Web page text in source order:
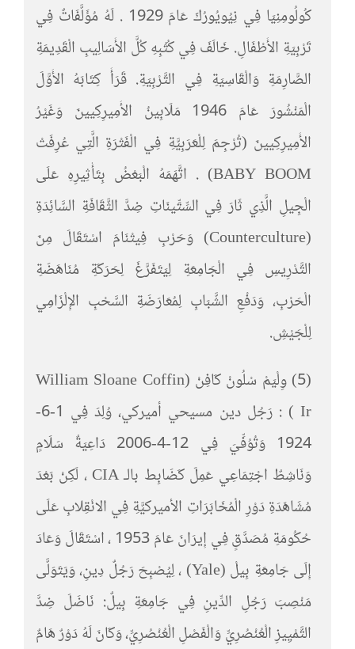
كُولُومِنِيَا فِي نِيُويُورُكَ عَامَ 1929 . لَهُ مُؤَلَّفَاتٌ فِي
تَرْبِيَةِ الأَطْفَالِ. خَالَفَ فِي كُتُبِهِ كُلَّ الأَسَالِيبِ الْقَدِيمَةِ
الصَّارِمَةِ وَالْقَاسِيَةِ فِي التَّرْبِيَةِ. قَرَأَ كِتَابَهُ الأَوَّلَ
الْمَنْشُورَ عَامَ 1946 مَلَابِينُ الأَمِيرِكِيينَ وَغَيْرُ
الأَمِيرِكِيينَ (تُرْجِمَ لِلْعَرَبِيَّةِ فِي الْفَتْرَةِ الَّتِي عُرِفَتْ
BABY BOOM) . اتَّهَمَهُ الْبَعْضُ بِتَأْثِيرِهِ عَلَى
الْجِيلِ الَّذِي ثَارَ فِي السِّتِّينَاتِ ضِدَّ الثَّقَافَةِ السَّائِدَةِ
(Counterculture) وَحَرْبِ فِيتْنَامَ اسْتَقَالَ مِنَ
التَّدْرِيسِ فِي الْجَامِعَةِ لِيَتَفَرَّغَ لِحَرَكَةِ مُنَاهَضَةِ
الْحَرْبِ، وَدَفْعِ الشَّبَابِ لِمُعَارَضَةِ السَّحْبِ الإِلْزَامِي
لِلْجَيْشِ.
(5) وِلْيَمْ سْلُونْ كَافِنْ (William Sloane Coffin
Ir ) : رَجُل دين مسيحي أميركي، وُلِدَ فِي 1-6-
1924 وَتُوُفِّيَ فِي 12-4-2006 دَاعِيَةٌ سَلَامٍ
وَنَاشِطٌ اجْتِمَاعِي عَمِلَ كَضَابِط بالـ CIA ، لَكِنْ بَعْدَ
مُشَاهَدَةِ دَوْرِ الْمُخَابَرَاتِ الأميركيَّةِ فِي الانْقِلابِ عَلَى
حُكُومَةِ مُصَدَّقٍ فِي إِيرَانَ عَامَ 1953 ، اسْتَقَالَ وَعَادَ
إِلَى جَامِعَةِ بِيلْ (Yale) ، لِيُصْبِحَ رَجُلٌ دِينِ، وَيَتَوَلَّى
مَنْصِبَ رَجُلِ الدِّينِ فِي جَامِعَةِ بِيلٌ: نَاضَلَ ضِدَّ
التَّمْيِيزِ الْعُنْصُرِيِّ وَالْفَصْلِ الْعُنْصُرِيِّ، وَكَانَ لَهُ دَوْرٌ هَامٌ